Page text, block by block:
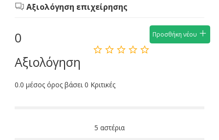
Αξιολόγηση επιχείρησης
0
Αξιολόγηση
0.0 μέσος όρος βάσει 0 Κριτικές
Προσθήκη νέου
5 αστέρια